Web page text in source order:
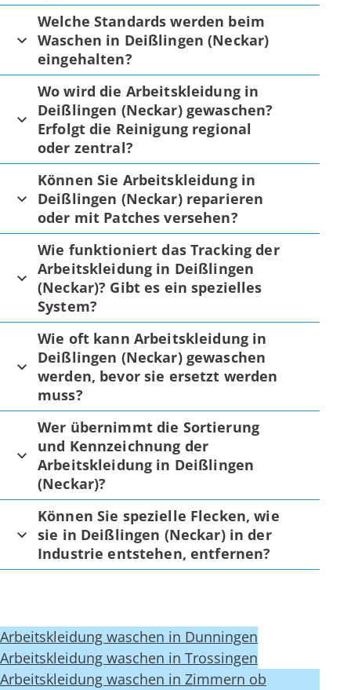
Welche Standards werden beim
Waschen in Deißlingen (Neckar)
eingehalten?
Wo wird die Arbeitskleidung in
Deißlingen (Neckar) gewaschen?
Erfolgt die Reinigung regional
oder zentral?
Können Sie Arbeitskleidung in
Deißlingen (Neckar) reparieren
oder mit Patches versehen?
Wie funktioniert das Tracking der
Arbeitskleidung in Deißlingen
(Neckar)? Gibt es ein spezielles
System?
Wie oft kann Arbeitskleidung in
Deißlingen (Neckar) gewaschen
werden, bevor sie ersetzt werden
muss?
Wer übernimmt die Sortierung
und Kennzeichnung der
Arbeitskleidung in Deißlingen
(Neckar)?
Können Sie spezielle Flecken, wie
sie in Deißlingen (Neckar) in der
Industrie entstehen, entfernen?
Arbeitskleidung waschen in Dunningen
Arbeitskleidung waschen in Trossingen
Arbeitskleidung waschen in Zimmern ob